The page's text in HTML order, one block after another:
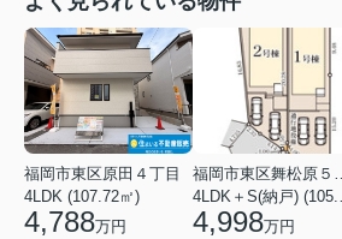
福岡市東区原田４丁目
4LDK (107.72㎡)
4,788万円 4,998万円